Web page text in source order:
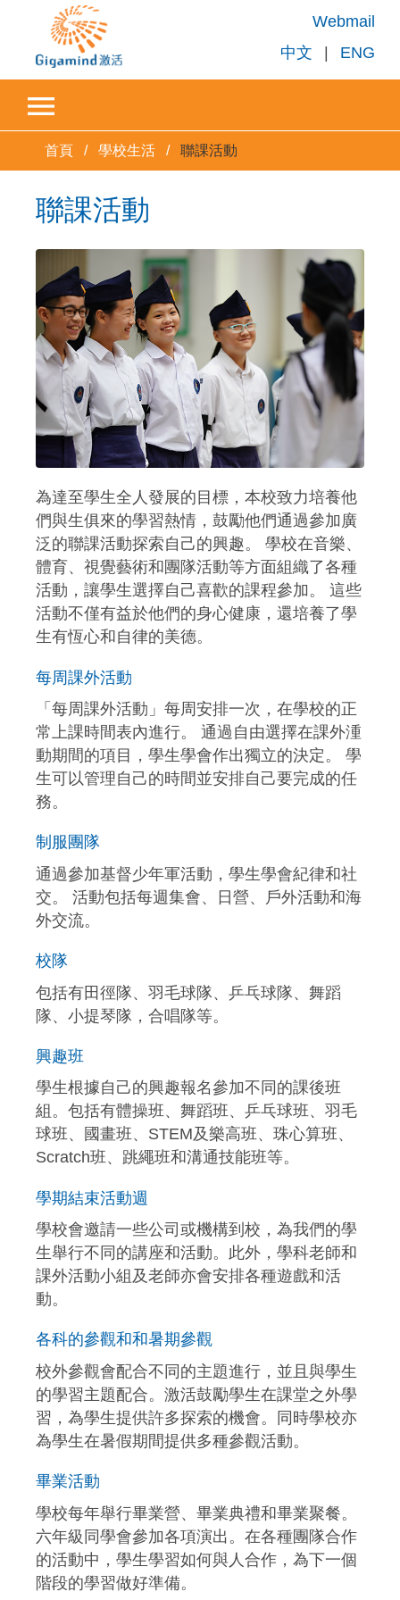
Webmail
中文
| ENG
首頁 學校生活 聯課活動
聯課活動
為達至學生全人發展的目標，本校致力培養他
們與生俱來的學習熱情，鼓勵他們通過參加廣
泛的聯課活動探索自己的興趣。 學校在音樂、
體育、視覺藝術和團隊活動等方面組織了各種
活動，讓學生選擇自己喜歡的課程參加。 這些
活動不僅有益於他們的身心健康，還培養了學
生有恆心和自律的美德。
每周課外活動
「每周課外活動」每周安排一次，在學校的正
常上課時間表內進行。 通過自由選擇在課外湩
動期間的項目，學生學會作出獨立的決定。 學
生可以管理自己的時間並安排自己要完成的任
務。
制服團隊
通過參加基督少年軍活動，學生學會紀律和社
交。 活動包括每週集會、日營、戶外活動和海
外交流。
校隊
包括有田徑隊、羽毛球隊、乒乓球隊、舞蹈
隊、小提琴隊，合唱隊等。
興趣班
學生根據自己的興趣報名參加不同的課後班
組。包括有體操班、舞蹈班、乒乓球班、羽毛
球班、國畫班、STEM及樂高班、珠心算班、
Scratch班、跳繩班和溝通技能班等。
學期結束活動週
學校會邀請一些公司或機構到校，為我們的學
生舉行不同的講座和活動。此外，學科老師和
課外活動小組及老師亦會安排各種遊戲和活
動。
各科的參觀和和暑期參觀
校外參觀會配合不同的主題進行，並且與學生
的學習主題配合。激活鼓勵學生在課堂之外學
習，為學生提供許多探索的機會。同時學校亦
為學生在暑假期間提供多種參觀活動。
畢業活動
學校每年舉行畢業營、畢業典禮和畢業聚餐。
六年級同學會參加各項演出。在各種團隊合作
的活動中，學生學習如何與人合作，為下一個
階段的學習做好準備。